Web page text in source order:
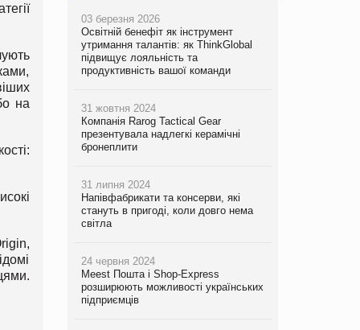
на
03 березня 2026
Освітній бенефіт як інструмент
утримання талантів: як ThinkGlobal
підвищує лояльність та
продуктивність вашої команди
31 жовтня 2024
Компанія Rarog Tactical Gear
презентувала надлегкі керамічні
бронеплити
31 липня 2024
Напівфабрикати та консерви, які
стануть в пригоді, коли довго нема
світла
24 червня 2024
Meest Пошта і Shop-Express
розширюють можливості українських
підприємців